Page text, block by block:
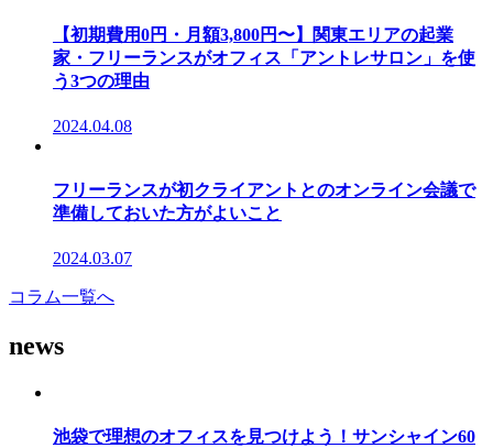
【初期費用0円・月額3,800円〜】関東エリアの起業
家・フリーランスがオフィス「アントレサロン」を使
う3つの理由
2024.04.08
フリーランスが初クライアントとのオンライン会議で
準備しておいた方がよいこと
2024.03.07
コラム一覧へ
news
池袋で理想のオフィスを見つけよう！サンシャイン60